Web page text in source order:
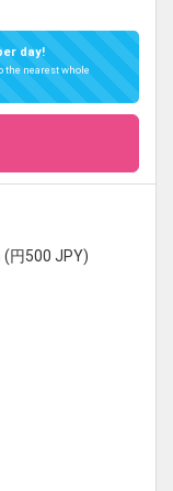
day!
the nearest whole
(円500 JPY)